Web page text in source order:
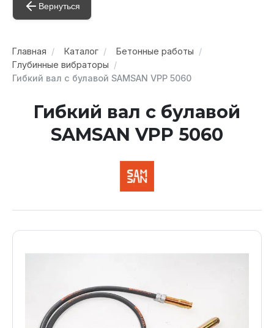
Вернуться
Главная Каталог
Бетонные работы
Глубинные вибраторы
Гибкий вал с булавой SAMSAN VPP 5060
Гибкий вал с булавой
SAMSAN VPP 5060